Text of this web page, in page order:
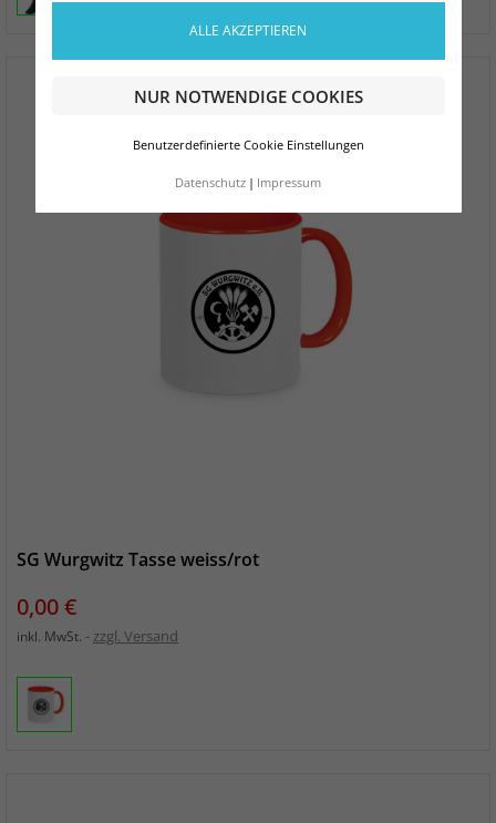
ALLE AKZEPTIEREN
NUR NOTWENDIGE COOKIES
Benutzerdefinierte Cookie Einstellungen
Datenschutz Impressum
SG Wurgwitz Tasse weiss/rot
Preis
0,00 €
inkl. MwSt. zzgl. Versand